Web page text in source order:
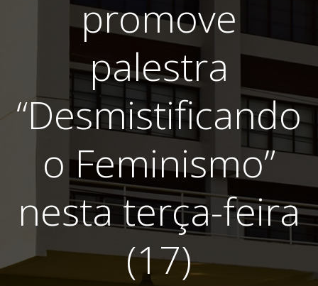
promove
palestra
“Desmistificando
o Feminismo”
nesta terça-feira
(17)